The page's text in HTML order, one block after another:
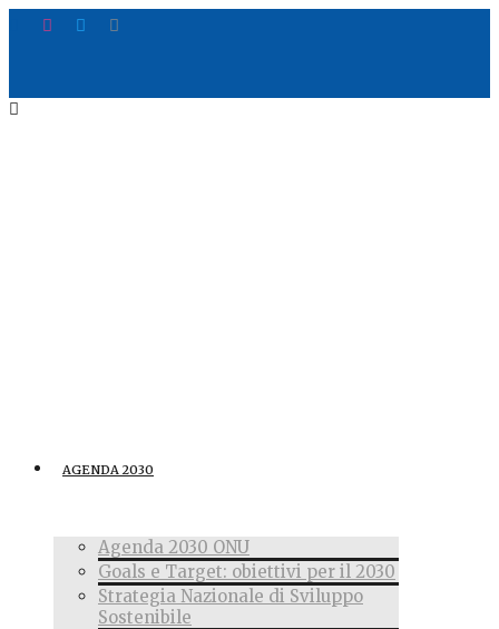
AGENDA 2030
Agenda 2030 ONU
Goals e Target: obiettivi per il 2030
Strategia Nazionale di Sviluppo
Sostenibile